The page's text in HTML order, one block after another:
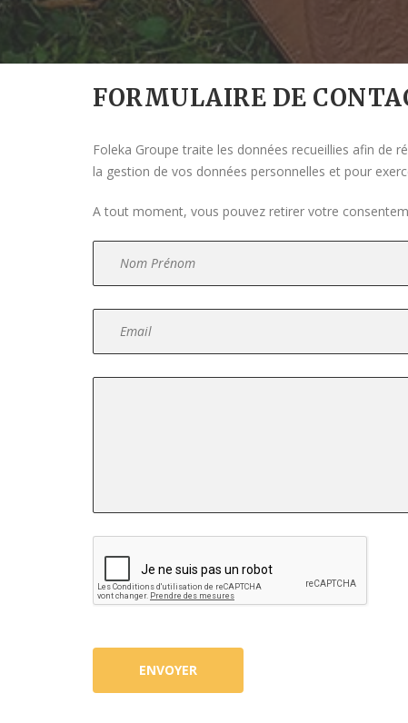
FORMULAIRE DE
Foleka Groupe traite les données recueillies afin de
la gestion de vos données personnelles et pour
A tout moment, vous pouvez retirer votre